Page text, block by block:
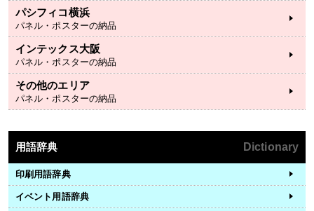
パシフィコ横浜
パネル・ポスターの納品
インテックス大阪
パネル・ポスターの納品
その他のエリア
パネル・ポスターの納品
用語辞典 Dictionary
印刷用語辞典
イベント用語辞典